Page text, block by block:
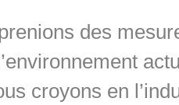
des
croyons en